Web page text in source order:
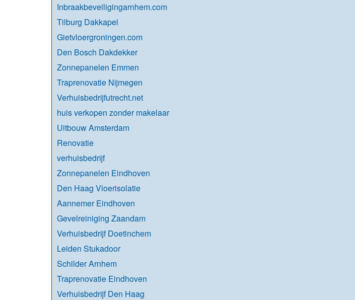
Inbraakbeveiligingarnhem.com
Tilburg Dakkapel
Gietvloergroningen.com
Den Bosch Dakdekker
Zonnepanelen Emmen
Traprenovatie Nijmegen
Verhuisbedrijfutrecht.net
huis verkopen zonder makelaar
Uitbouw Amsterdam
Renovatie
verhuisbedrijf
Zonnepanelen Eindhoven
Den Haag Vloerisolatie
Aannemer Eindhoven
Gevelreiniging Zaandam
Verhuisbedrijf Doetinchem
Leiden Stukadoor
Schilder Arnhem
Traprenovatie Eindhoven
Verhuisbedrijf Den Haag